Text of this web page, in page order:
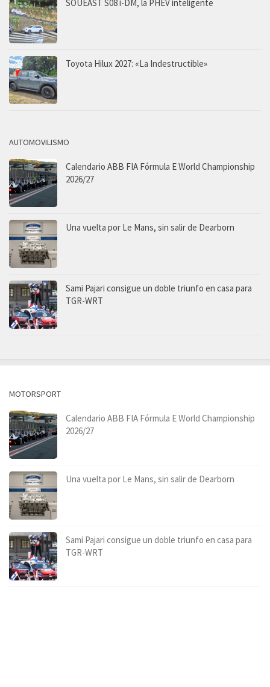
SOUEAST S08 i-DM, la PHEV inteligente
Toyota Hilux 2027: «La Indestructible»
AUTOMOVILISMO
Calendario ABB FIA Fórmula E World Championship
2026/27
Una vuelta por Le Mans, sin salir de Dearborn
Sami Pajari consigue un doble triunfo en casa para
TGR-WRT
MOTORSPORT
Calendario ABB FIA Fórmula E World Championship
2026/27
Una vuelta por Le Mans, sin salir de Dearborn
Sami Pajari consigue un doble triunfo en casa para
TGR-WRT